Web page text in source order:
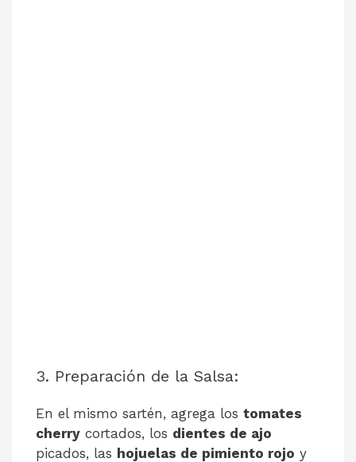
3. Preparación de la Salsa:
En el mismo sartén, agrega los tomates
cherry cortados, los dientes de ajo
picados, las hojuelas de pimiento rojo y